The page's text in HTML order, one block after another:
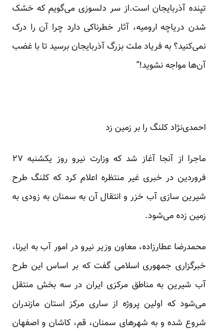
تپنده آذربایجان است.از سر دلسوزی می‌گویم که خشک
شدن دریاچه ارومیه، آثار خطرناکی دارد چرا آن را درک
نمی‌کنید؟ به فریاد ملت بزرگ آذربایجان برسید تا با غضب
آن‌ها مواجه نشوید!”
احمدی‌نژاد کلنگ را بر زمین زد
ماجرا از آنجا آغاز شد که وزارت نیرو روز یکشنبه ۲۷
فروردین در خبری غیر منتظره اعلام کرد که کلنگ طرح
شیرین سازی آب خزر و انتقال آن به سمنان به زودی به
زمین زده می‌شود.
محمدرضا عطار‌زاده، معاون وزیر نیرو در امور آب به ایرنا،
‌خبرگزاری جمهوری اسلامی گفت که بر اساس این طرح
آب شیرین به مناطق مرکزی ایران در سه بخش منتقل
می‌شود که اولین پروژه از ساری مرکز استان مازندران
شروع شده و به شهرهای سمنان، قم، کاشان و اصفهان